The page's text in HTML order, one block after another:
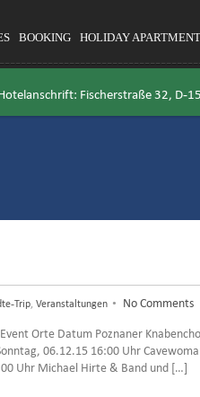
BOOKING HOLIDAY APARTMENT
Fischerstraße 32, D-
Trip Veranstaltungen • No Comments
Orte Datum Poznaner
06.12.15 16:00 Uhr
Uhr Michael Hirte & Band und […]